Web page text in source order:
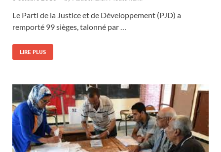
Le Parti de la Justice et de Développement (PJD) a
remporté 99 sièges, talonné par …
LIRE PLUS